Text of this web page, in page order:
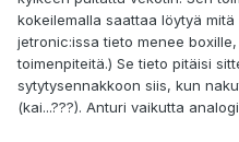
kokeilemalla saattaa löytyä
jetronic:issa tieto menee
toimenpiteitä.) Se tieto pitäisi
sytytysennakkoon siis, kun
(kai...???). Anturi vaikutta